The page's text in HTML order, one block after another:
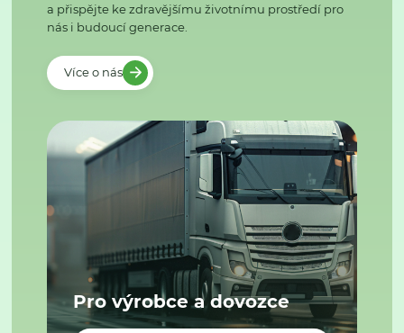
a přispějte ke zdravějšímu životnímu prostředí pro
nás i budoucí generace.
Více o nás
Pro výrobce a dovozce